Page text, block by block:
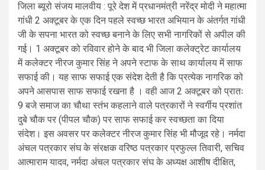
जिला ब्यूरो संजय मालवीय : पूरे देश में प्रधानमंत्री नरेंद्र मोदी ने महात्मा
गांधी 2 अक्टूबर के एक दिन पहले स्वच्छ भारत अभियान के अंतर्गत गांधी
जी के सपना भारत को स्वच्छ बनाने के लिए सभी नागरिकों से अपील की
गई। 1 अक्टूबर को रविवार होने के बाद भी जिला कलेक्ट्रेट कार्यालय
में कलेक्टर नीरज कुमार सिंह ने अपने स्टाफ के साथ कार्यालय में साफ
सफाई की। यह साफ सफाई एक संदेश देती है कि प्रत्येक नागरिक को
अपने आसपास साफ सफाई रखना है । वही आज 2 अक्टूबर को प्रातः
9 बजे समाज का चौथा स्तंभ कहलाने वाले पत्रकारों ने स्वर्गीय प्रशांत
दुबे चौक पर (पीपल चौक) पर साफ सफाई कर स्वच्छता का दिया
संदेश। इस अवसर पर कलेक्टर नीरज कुमार सिंह भी मौजूद रहे। नर्मदा
अंचल पत्रकार संघ के संरक्षक वरिष्ठ पत्रकार प्रफुल्ल तिवारी, सचिव
आत्माराम यादव, नर्मदा अंचल पत्रकार संघ के अध्यक्ष आशीष दीक्षित,